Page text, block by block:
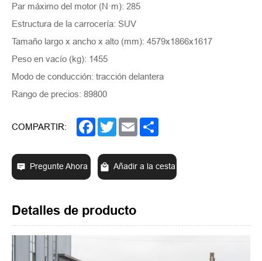
Par máximo del motor (N·m): 285
Estructura de la carrocería: SUV
Tamaño largo x ancho x alto (mm): 4579x1866x1617
Peso en vacío (kg): 1455
Modo de conducción: tracción delantera
Rango de precios: 89800
COMPARTIR: Facebook
TwitterEmail
Pregunte Ahora Añadir a la cesta
Detalles de producto